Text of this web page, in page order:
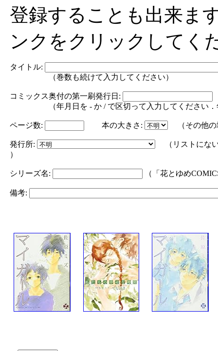
登録することも出来ま
ンクをクリックしてく
タイトル:
（巻数も続けて入力してください）
コミックス奥付の第一刷発行日:
（年月日を - か / で区切って入力してください．年
ページ数: 本の大きさ: （その他の
発行所:
（リストにな
）
シリーズ名: （「花とゆめ
備考: